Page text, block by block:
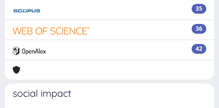
35
36
42
social impact